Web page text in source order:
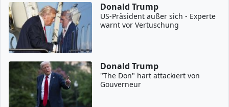
Donald Trump
US-Präsident außer sich - Experte
warnt vor Vertuschung
Donald Trump
"The Don" hart attackiert von
Gouverneur